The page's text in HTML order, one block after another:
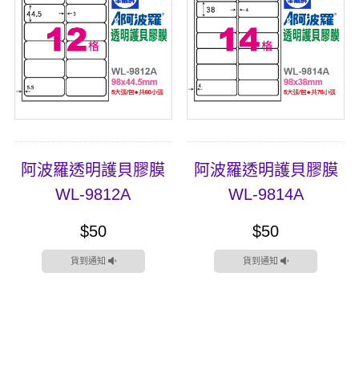
阿波羅透明護貝膠膜
WL-9812A
$50
貨到通知
阿波羅透明護貝膠膜
WL-9814A
$50
貨到通知